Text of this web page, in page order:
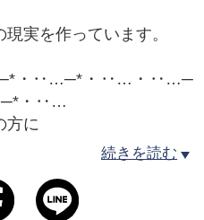
実を作っています。
・‥…─*・‥…・‥…─
・‥…
方に
気や怪我にならない身体
にしたい方の為の治療
続きを読む